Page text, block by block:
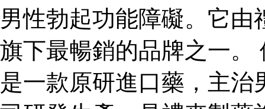
男性勃起功能障礙。它
旗下最暢銷的品牌之一。
是一款原研進口藥，主